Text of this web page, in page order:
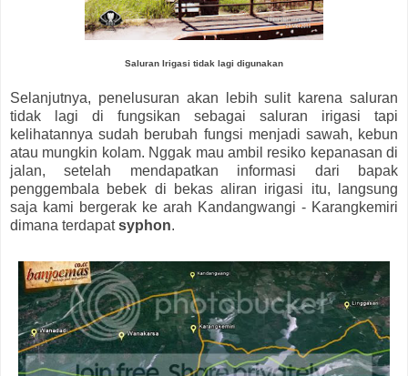
Saluran Irigasi tidak lagi digunakan
Selanjutnya, penelusuran akan lebih sulit karena saluran
tidak lagi di fungsikan sebagai saluran irigasi tapi
kelihatannya sudah berubah fungsi menjadi sawah, kebun
atau mungkin kolam. Nggak mau ambil resiko kepanasan di
jalan, setelah mendapatkan informasi dari bapak
penggembala bebek di bekas aliran irigasi itu, langsung
saja kami bergerak ke arah Kandangwangi - Karangkemiri
dimana terdapatsyphon.